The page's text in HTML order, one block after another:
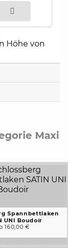
Höhe von
Maxi
Spannbettlaken
UNI Boudoir
160,00 €